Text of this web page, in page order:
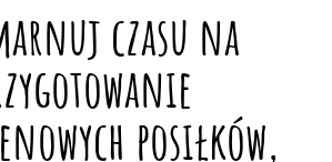
czasu na
posiłków,